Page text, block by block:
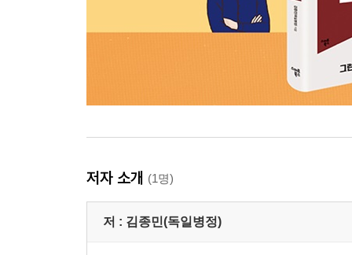
저자 소개 (1명)
저 : 김종민(독일병정)